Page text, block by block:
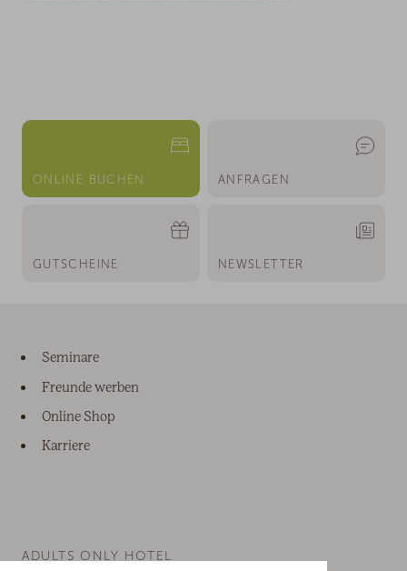
ONLINE BUCHEN ANFRAGEN
GUTSCHEINE NEWSLETTER
Seminare
Freunde werben
Online Shop
Karriere
ADULTS ONLY HOTEL